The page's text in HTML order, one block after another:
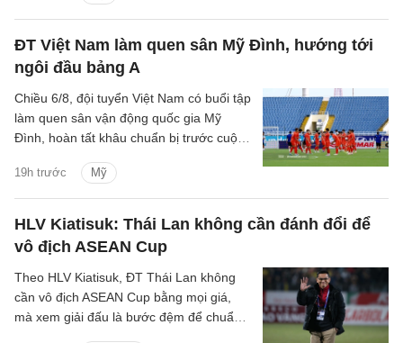
ĐT Việt Nam làm quen sân Mỹ Đình, hướng tới
ngôi đầu bảng A
19h trước Mỹ
Chiều 6/8, đội tuyển Việt Nam có buổi tập
làm quen sân vận động quốc gia Mỹ
Đình, hoàn tất khâu chuẩn bị trước cuộc
bảng A ASEAN Cup 2026.
HLV Kiatisuk: Thái Lan không cần đánh đổi để
vô địch ASEAN Cup
Theo HLV Kiatisuk, ĐT Thái Lan không
cần vô địch ASEAN Cup bằng mọi giá,
mà xem giải đấu là bước đệm để chuẩn